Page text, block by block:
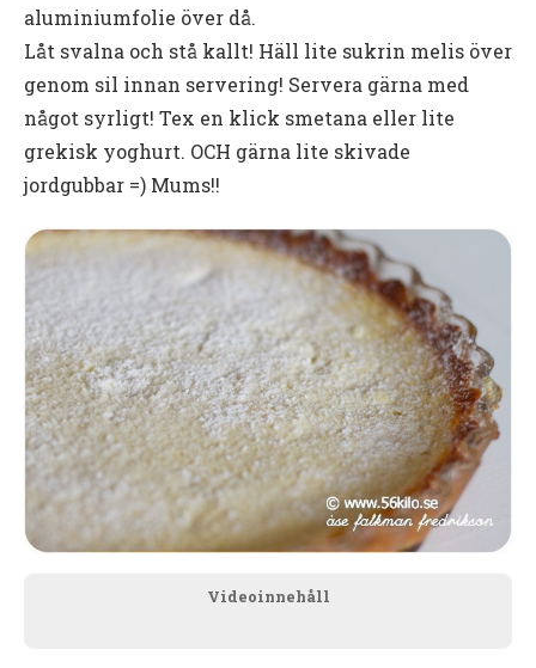
aluminiumfolie över då.
Låt svalna och stå kallt! Häll lite sukrin melis över
genom sil innan servering! Servera gärna med
något syrligt! Tex en klick smetana eller lite
grekisk yoghurt. OCH gärna lite skivade
jordgubbar =) Mums!!
Videoinnehåll